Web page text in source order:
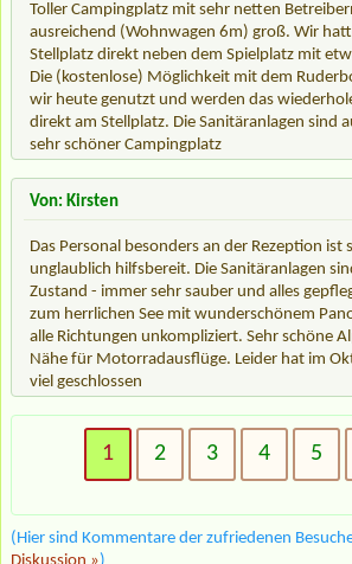
Toller Campingplatz mit sehr netten
ausreichend (Wohnwagen 6m) groß. Wir
Stellplatz direkt neben dem Spielplatz mit
Die (kostenlose) Möglichkeit mit dem
wir heute genutzt und werden das
direkt am Stellplatz. Die Sanitäranlagen sind
sehr schöner Campingplatz
Von: Kirsten
Das Personal besonders an der Rezeption ist
unglaublich hilfsbereit. Die Sanitäranlagen
Zustand - immer sehr sauber und alles
zum herrlichen See mit wunderschönem
alle Richtungen unkompliziert. Sehr schöne
Nähe für Motorradausflüge. Leider hat im
viel geschlossen
1 2 3 4 5
(Hier sind Kommentare der zufriedenen